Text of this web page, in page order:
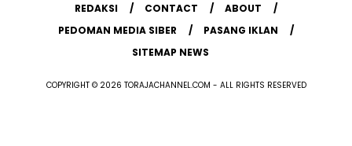
REDAKSI CONTACT
ABOUT
PEDOMAN MEDIA SIBER
PASANG IKLAN
SITEMAP NEWS
COPYRIGHT © 2026 TORAJACHANNEL.COM - ALL RIGHTS RESERVED